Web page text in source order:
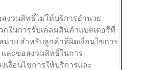
งวนสิทธิ์ไม่ให้บริการอำนวย
กในการรับเคลมสินค้าแบตเตอรี่ที่
น่าย สำหรับลูกค้าที่ผิดเงื่อนไขการ
และขอสงวนสิทธิ์ในการ
เงื่อนไขการให้บริการและ